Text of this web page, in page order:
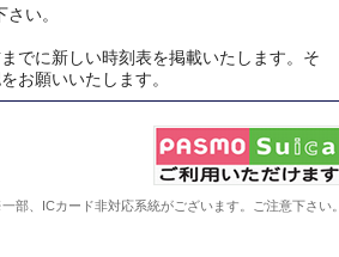
い。
でに新しい時刻表を掲載いたします。そ
お願いいたします。
部、ICカード非対応系統がございます。ご注意下さい。